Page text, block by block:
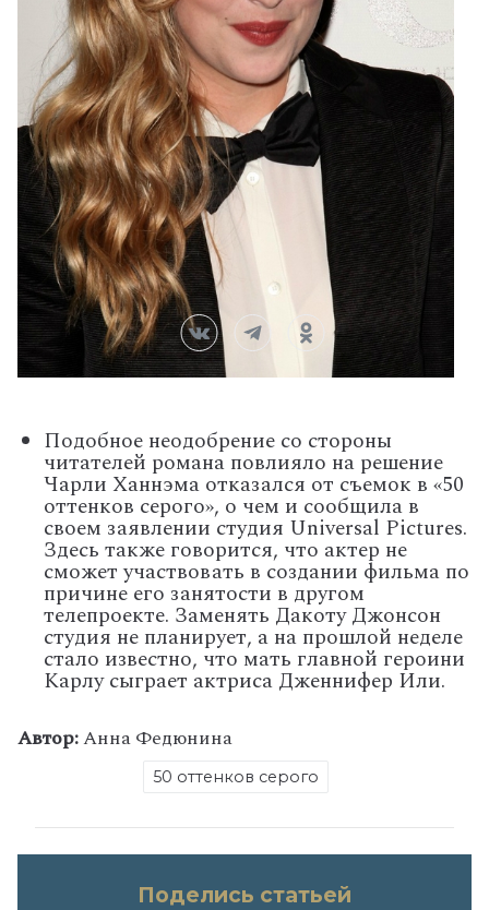
Подобное неодобрение со стороны
читателей романа повлияло на решение
Чарли Ханнэма отказался от съемок в «50
оттенков серого», о чем и сообщила в
своем заявлении студия Universal Pictures.
Здесь также говорится, что актер не
сможет участвовать в создании фильма по
причине его занятости в другом
телепроекте. Заменять Дакоту Джонсон
студия не планирует, а на прошлой неделе
стало известно, что мать главной героини
Карлу сыграет актриса Дженнифер Или.
Автор:Анна Федюнина
50 оттенков серого
Поделись статьей